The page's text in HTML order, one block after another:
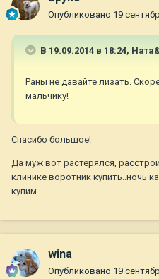
Опубликовано 19
В 19.09.2014 в 18:24,
Раны не давайте лизать.
мальчику!
Спасибо большое!
Да муж вот растерялся,
клинике воротник купить..ночь
купим..
wina
Опубликовано 19